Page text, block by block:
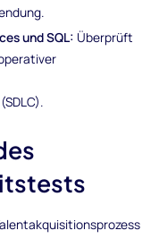
und SQL: Überprüft